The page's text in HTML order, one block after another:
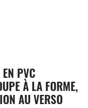
PVC
À LA FORME,
AU VERSO